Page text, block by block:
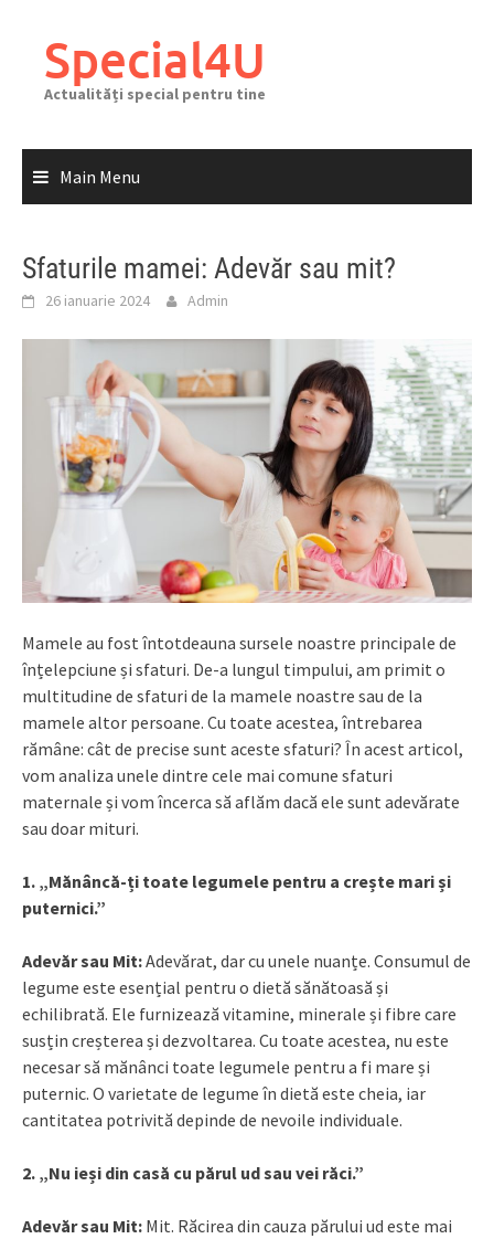
contentSpecial4U
Actualități special pentru tine
Main Menu
Sfaturile mamei: Adevăr sau mit?
26 ianuarie 2024 Admin
Mamele au fost întotdeauna sursele noastre principale de
înțelepciune și sfaturi. De-a lungul timpului, am primit o
multitudine de sfaturi de la mamele noastre sau de la
mamele altor persoane. Cu toate acestea, întrebarea
rămâne: cât de precise sunt aceste sfaturi? În acest articol,
vom analiza unele dintre cele mai comune sfaturi
maternale și vom încerca să aflăm dacă ele sunt adevărate
sau doar mituri.
1. „Mănâncă-ți toate legumele pentru a crește mari și
puternici.”
Adevăr sau Mit:Adevărat, dar cu unele nuanțe. Consumul de
legume este esențial pentru o dietă sănătoasă și
echilibrată. Ele furnizează vitamine, minerale și fibre care
susțin creșterea și dezvoltarea. Cu toate acestea, nu este
necesar să mănânci toate legumele pentru a fi mare și
puternic. O varietate de legume în dietă este cheia, iar
cantitatea potrivită depinde de nevoile individuale.
2. „Nu ieși din casă cu părul ud sau vei răci.”
Adevăr sau Mit: Mit. Răcirea din cauza părului ud este mai